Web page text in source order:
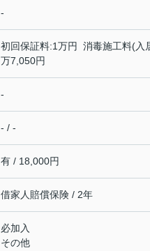
-
初回保証料:1万円 消毒施工料(入
万7,050円
-
- / -
有 / 18,000円
借家人賠償保険 / 2年
必加入
その他